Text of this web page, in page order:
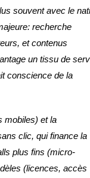
souvent avec le
recherche
et contenus
un tissu de
conscience de la
mobiles) et la
clic, qui finance la
plus fins (micro-
(licences, accès